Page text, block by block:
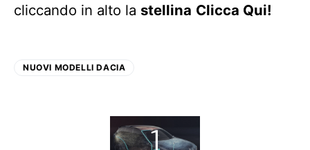
cliccando in alto la stellina Clicca Qui!
NUOVI MODELLI DACIA